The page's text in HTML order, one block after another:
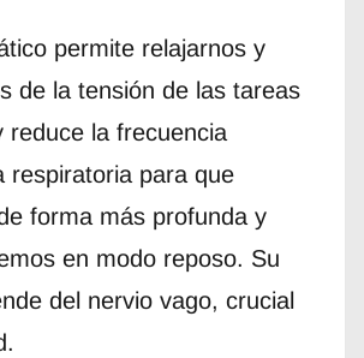
permite relajarnos y
de la tensión de las tareas
reduce la frecuencia
respiratoria para que
forma más profunda y
en modo reposo. Su
del nervio vago, crucial